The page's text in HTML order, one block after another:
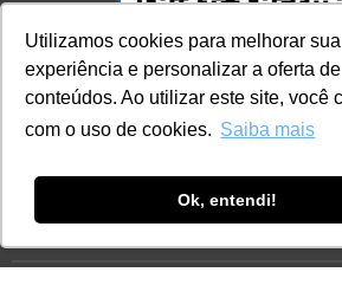
Utilizamos cookies para melhorar sua
experiência e personalizar a oferta de
conteúdos. Ao utilizar este site, você
com o uso de cookies. Saiba mais
Ok, entendi!